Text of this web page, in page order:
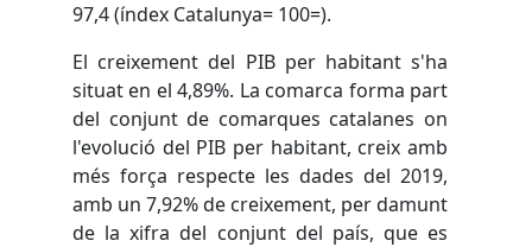
97,4 (índex Catalunya= 100=).
El creixement del PIB per habitant s'ha
situat en el 4,89%. La comarca forma part
del conjunt de comarques catalanes on
l'evolució del PIB per habitant, creix amb
més força respecte les dades del 2019,
amb un 7,92% de creixement, per damunt
de la xifra del conjunt del país, que es